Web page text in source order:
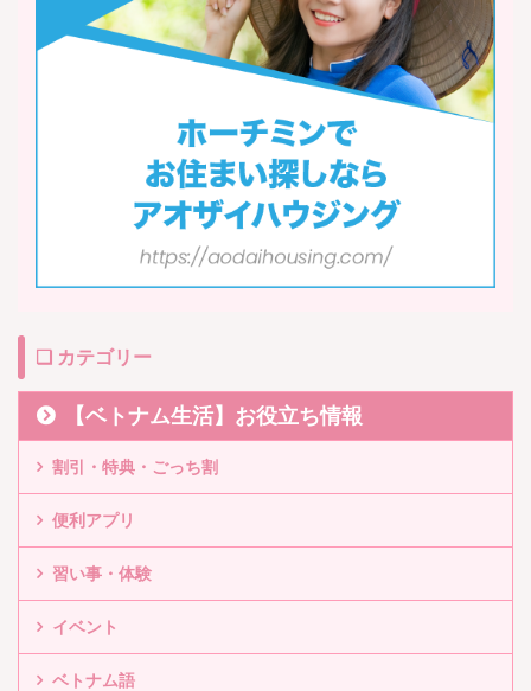
❏ カテゴリー
【ベトナム生活】お役立ち情報
割引・特典・ごっち割
便利アプリ
習い事・体験
イベント
ベトナム語